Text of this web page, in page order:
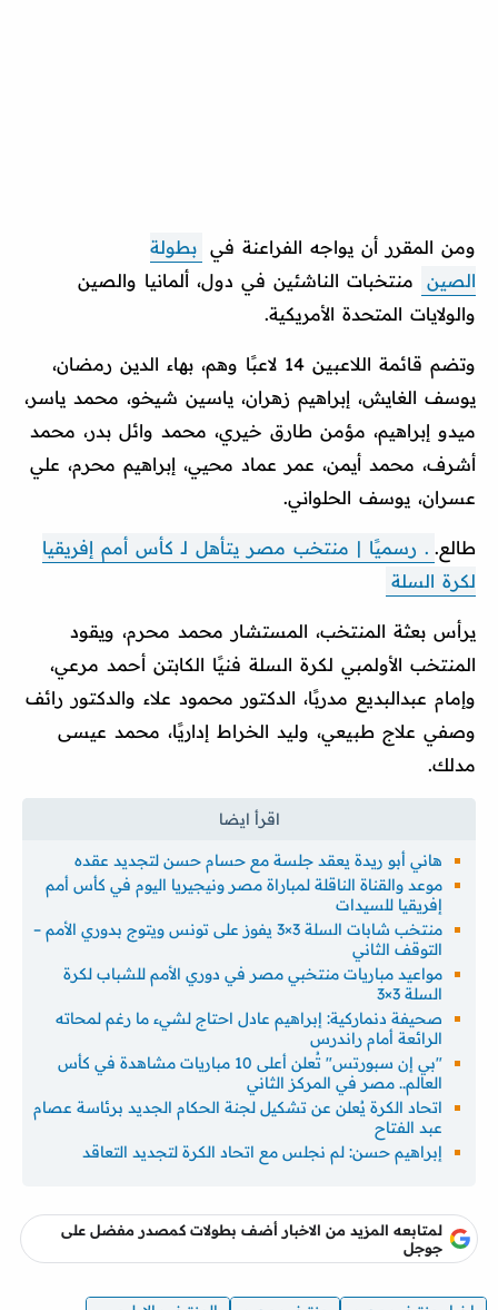
ومن المقرر أن يواجه الفراعنة في بطولة
الصين
منتخبات الناشئين في دول، ألمانيا والصين
والولايات المتحدة الأمريكية.
وتضم قائمة اللاعبين 14 لاعبًا وهم، بهاء الدين رمضان،
يوسف الغايش، إبراهيم زهران، ياسين شيخو، محمد ياسر،
ميدو إبراهيم، مؤمن طارق خيري، محمد وائل بدر، محمد
أشرف، محمد أيمن، عمر عماد محيي، إبراهيم محرم، علي
عسران، يوسف الحلواني.
طالع. . رسميًا | منتخب مصر يتأهل لـ كأس أمم إفريقيا
لكرة السلة
يرأس بعثة المنتخب، المستشار محمد محرم، ويقود
المنتخب الأولمبي لكرة السلة فنيًا الكابتن أحمد مرعي،
وإمام عبدالبديع مدربًا، الدكتور محمود علاء والدكتور رائف
وصفي علاج طبيعي، وليد الخراط إداريًا، محمد عيسى
مدلك.
هاني أبو ريدة يعقد جلسة مع حسام حسن لتجديد عقده
موعد والقناة الناقلة لمباراة مصر ونيجيريا اليوم في كأس أمم
إفريقيا للسيدات
منتخب شابات السلة 3×3 يفوز على تونس ويتوج بدوري الأمم –
التوقف الثاني
مواعيد مباريات منتخبي مصر في دوري الأمم للشباب لكرة
السلة 3×3
صحيفة دنماركية: إبراهيم عادل احتاج لشيء ما رغم لمحاته
الرائعة أمام راندرس
"بي إن سبورتس" تُعلن أعلى 10 مباريات مشاهدة في كأس
العالم.. مصر في المركز الثاني
اتحاد الكرة يُعلن عن تشكيل لجنة الحكام الجديد برئاسة عصام
عبد الفتاح
إبراهيم حسن: لم نجلس مع اتحاد الكرة لتجديد التعاقد
لمتابعه المزيد من الاخبار أضف بطولات كمصدر مفضل على
جوجل